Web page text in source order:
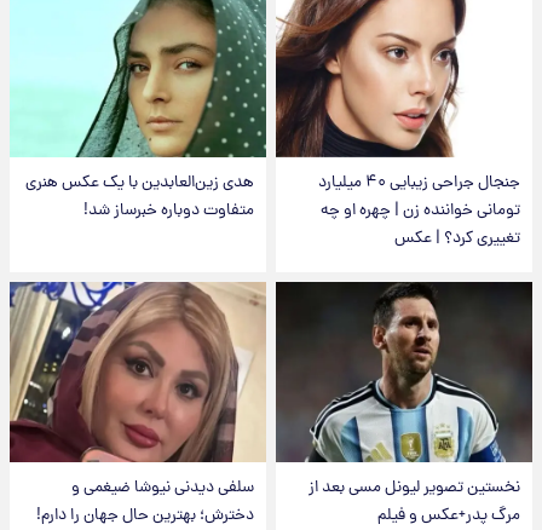
جنجال جراحی زیبایی ۴۰ میلیارد
تومانی خواننده زن | چهره او چه
تغییری کرد؟ | عکس
هدی زین‌العابدین با یک عکس هنری
متفاوت دوباره خبرساز شد!
نخستین تصویر لیونل مسی بعد از
مرگ پدر+عکس و فیلم
سلفی دیدنی نیوشا ضیغمی و
دخترش؛ بهترین حال جهان را دارم!